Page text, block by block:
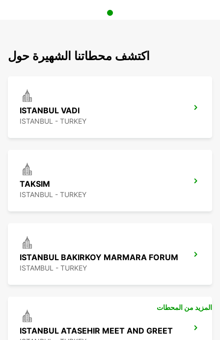
اكتشف محطاتنا الشهيرة حول
ISTANBUL VADI
ISTANBUL - TURKEY
TAKSIM
ISTANBUL - TURKEY
ISTANBUL BAKIRKOY MARMARA FORUM
ISTAMBUL - TURKEY
ISTANBUL ATASEHIR MEET AND GREET
المزيد من المحطات